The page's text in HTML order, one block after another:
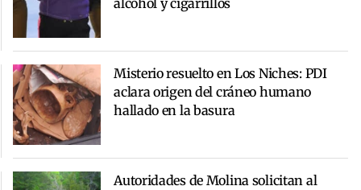
alcohol y cigarrillos
Misterio resuelto en Los Niches: PDI
aclara origen del cráneo humano
hallado en la basura
Autoridades de Molina solicitan al